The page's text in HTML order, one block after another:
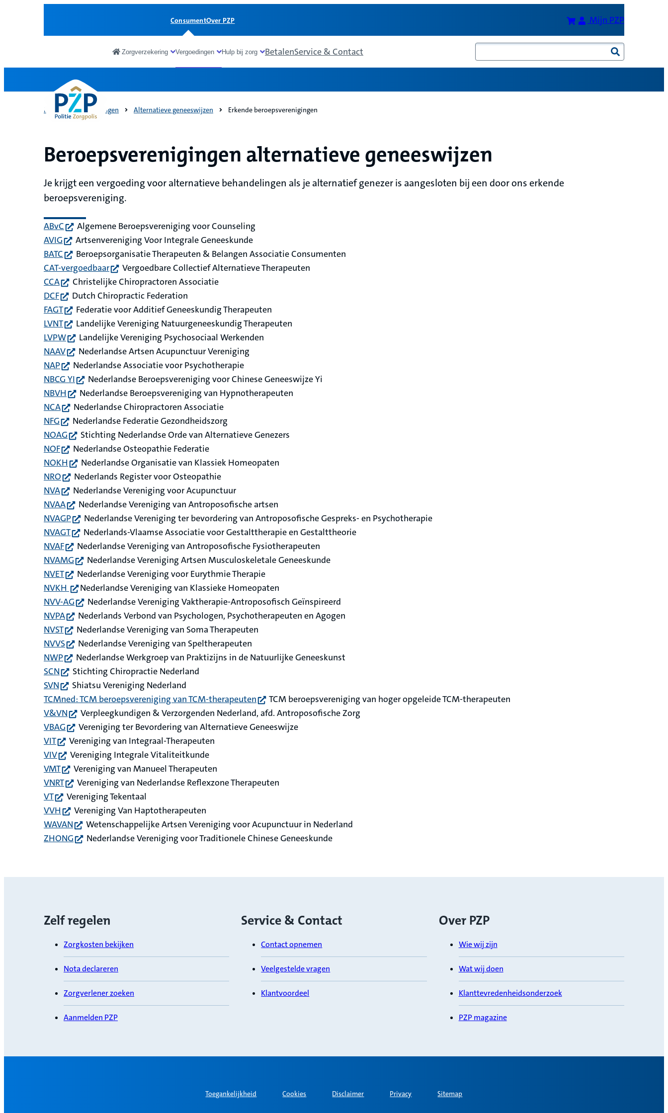
ConsumentOver PZP Bereken je premie
Mijn PZP
Consument
Zorgverzekering Vergoedingen Hulp bij zorg BetalenService & Contact
Home Vergoedingen Alternatieve geneeswijzen Erkende beroepsverenigingen
Beroepsverenigingen alternatieve geneeswijzen
Je krijgt een vergoeding voor alternatieve behandelingen als je alternatief genezer is aangesloten bij een door ons erkende
beroepsvereniging.
ABvC(opent in nieuw tabblad)
Algemene Beroepsvereniging voor Counseling
AVIG(opent in nieuw tabblad)
Artsenvereniging Voor Integrale Geneeskunde
BATC(opent in nieuw tabblad)
Beroepsorganisatie Therapeuten & Belangen Associatie Consumenten
CAT-vergoedbaar(opent in nieuw tabblad)
Vergoedbare Collectief Alternatieve Therapeuten
CCA(opent in nieuw tabblad)
Christelijke Chiropractoren Associatie
DCF(opent in nieuw tabblad)
Dutch Chiropractic Federation
FAGT(opent in nieuw tabblad)
Federatie voor Additief Geneeskundig Therapeuten
LVNT(opent in nieuw tabblad)
Landelijke Vereniging Natuurgeneeskundig Therapeuten
LVPW(opent in nieuw tabblad)
Landelijke Vereniging Psychosociaal Werkenden
NAAV(opent in nieuw tabblad)
Nederlandse Artsen Acupunctuur Vereniging
NAP(opent in nieuw tabblad)
Nederlandse Associatie voor Psychotherapie
NBCG YI(opent in nieuw tabblad)
Nederlandse Beroepsvereniging voor Chinese Geneeswijze Yi
NBVH(opent in nieuw tabblad)
Nederlandse Beroepsvereniging van Hypnotherapeuten
NCA(opent in nieuw tabblad)
Nederlandse Chiropractoren Associatie
NFG(opent in nieuw tabblad)
Nederlandse Federatie Gezondheidszorg
NOAG(opent in nieuw tabblad)
Stichting Nederlandse Orde van Alternatieve Genezers
NOF(opent in nieuw tabblad)
Nederlandse Osteopathie Federatie
NOKH(opent in nieuw tabblad)
Nederlandse Organisatie van Klassiek Homeopaten
NRO(opent in nieuw tabblad)
Nederlands Register voor Osteopathie
NVA(opent in nieuw tabblad)
Nederlandse Vereniging voor Acupunctuur
NVAA(opent in nieuw tabblad)
Nederlandse Vereniging van Antroposofische artsen
NVAGP(opent in nieuw tabblad)
Nederlandse Vereniging ter bevordering van Antroposofische Gespreks- en Psychotherapie
NVAGT(opent in nieuw tabblad)
Nederlands-Vlaamse Associatie voor Gestalttherapie en Gestalttheorie
NVAF(opent in nieuw tabblad)
Nederlandse Vereniging van Antroposofische Fysiotherapeuten
NVAMG(opent in nieuw tabblad)
Nederlandse Vereniging Artsen Musculoskeletale Geneeskunde
NVET(opent in nieuw tabblad)
Nederlandse Vereniging voor Eurythmie Therapie
NVKH (opent in nieuw tabblad)
Nederlandse Vereniging van Klassieke Homeopaten
NVV-AG(opent in nieuw tabblad)
Nederlandse Vereniging Vaktherapie-Antroposofisch Geïnspireerd
NVPA(opent in nieuw tabblad)
Nederlands Verbond van Psychologen, Psychotherapeuten en Agogen
NVST(opent in nieuw tabblad)
Nederlandse Vereniging van Soma Therapeuten
NVVS(opent in nieuw tabblad)
Nederlandse Vereniging van Speltherapeuten
NWP(opent in nieuw tabblad)
Nederlandse Werkgroep van Praktizijns in de Natuurlijke Geneeskunst
SCN(opent in nieuw tabblad)
Stichting Chiropractie Nederland
SVN(opent in nieuw tabblad)
Shiatsu Vereniging Nederland
TCMned: TCM beroepsvereniging van TCM-therapeuten(opent in nieuw tabblad)
TCM beroepsvereniging van hoger opgeleide TCM-therapeuten
V&VN(opent in nieuw tabblad)
Verpleegkundigen & Verzorgenden Nederland, afd. Antroposofische Zorg
VBAG(opent in nieuw tabblad)
Vereniging ter Bevordering van Alternatieve Geneeswijze
VIT(opent in nieuw tabblad)
Vereniging van Integraal-Therapeuten
VIV(opent in nieuw tabblad)
Vereniging Integrale Vitaliteitkunde
VMT(opent in nieuw tabblad)
Vereniging van Manueel Therapeuten
VNRT(opent in nieuw tabblad)
Vereniging van Nederlandse Reflexzone Therapeuten
VT(opent in nieuw tabblad)
Vereniging Tekentaal
VVH(opent in nieuw tabblad)
Vereniging Van Haptotherapeuten
WAVAN(opent in nieuw tabblad)
Wetenschappelijke Artsen Vereniging voor Acupunctuur in Nederland
ZHONG(opent in nieuw tabblad)
Nederlandse Vereniging voor Traditionele Chinese Geneeskunde
Zelf regelen
Zorgkosten bekijken
Nota declareren
Zorgverlener zoeken
Aanmelden PZP
Service & Contact
Contact opnemen
Veelgestelde vragen
Klantvoordeel
Over PZP
Wie wij zijn
Wat wij doen
Klanttevredenheidsonderzoek
PZP magazine
Toegankelijkheid Cookies Disclaimer Privacy Sitemap